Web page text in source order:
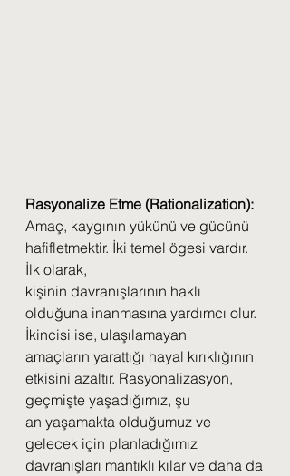
Rasyonalize Etme (Rationalization):
Amaç, kaygının yükünü ve gücünü
hafifletmektir. İki temel ögesi vardır.
İlk olarak,
kişinin davranışlarının haklı
olduğuna inanmasına yardımcı olur.
İkincisi ise, ulaşılamayan
amaçların yarattığı hayal kırıklığının
etkisini azaltır. Rasyonalizasyon,
geçmişte yaşadığımız, şu
an yaşamakta olduğumuz ve
gelecek için planladığımız
davranışları mantıklı kılar ve daha da